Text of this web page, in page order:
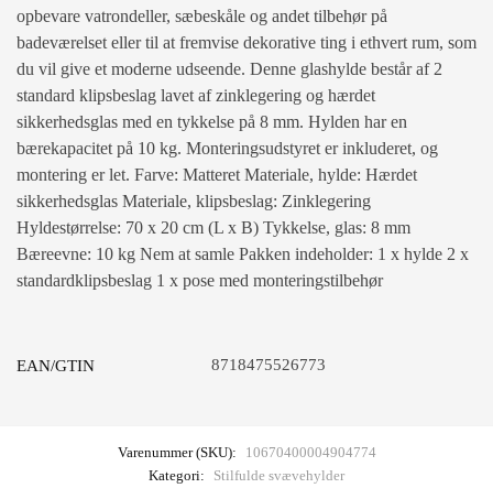
opbevare vatrondeller, sæbeskåle og andet tilbehør på
badeværelset eller til at fremvise dekorative ting i ethvert rum, som
du vil give et moderne udseende. Denne glashylde består af 2
standard klipsbeslag lavet af zinklegering og hærdet
sikkerhedsglas med en tykkelse på 8 mm. Hylden har en
bærekapacitet på 10 kg. Monteringsudstyret er inkluderet, og
montering er let. Farve: Matteret Materiale, hylde: Hærdet
sikkerhedsglas Materiale, klipsbeslag: Zinklegering
Hyldestørrelse: 70 x 20 cm (L x B) Tykkelse, glas: 8 mm
Bæreevne: 10 kg Nem at samle Pakken indeholder: 1 x hylde 2 x
standardklipsbeslag 1 x pose med monteringstilbehør
EAN/GTIN 8718475526773
Varenummer (SKU):
10670400004904774
Kategori:
Stilfulde svævehylder